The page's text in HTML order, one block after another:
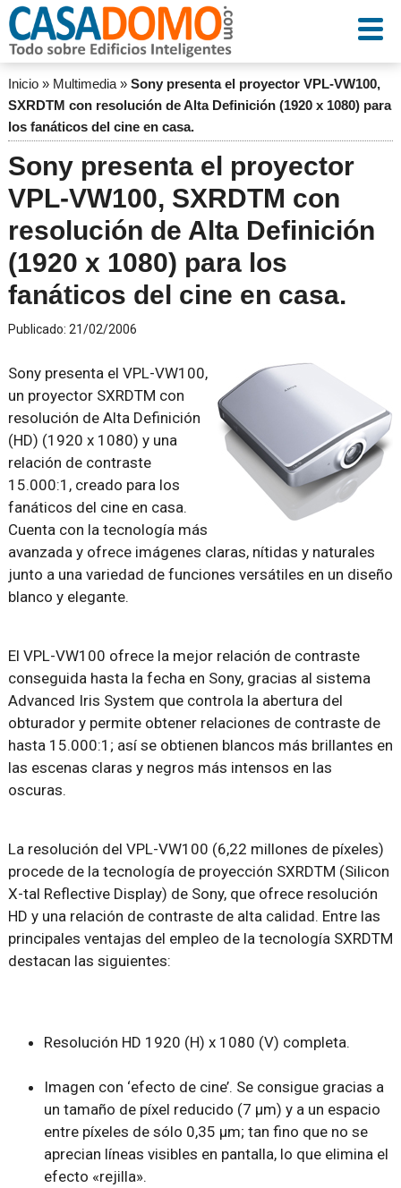
Inicio» Multimedia» Sony presenta el proyector VPL-VW100,
SXRDTM con resolución de Alta Definición (1920 x 1080) para
los fanáticos del cine en casa.
Sony presenta el proyector
VPL-VW100, SXRDTM con
resolución de Alta Definición
(1920 x 1080) para los
fanáticos del cine en casa.
Publicado: 21/02/2006
Sony presenta el VPL-VW100,
un proyector SXRDTM con
resolución de Alta Definición
(HD) (1920 x 1080) y una
relación de contraste
15.000:1, creado para los
fanáticos del cine en casa.
Cuenta con la tecnología más
avanzada y ofrece imágenes claras, nítidas y naturales
junto a una variedad de funciones versátiles en un diseño
blanco y elegante.
El VPL-VW100 ofrece la mejor relación de contraste
conseguida hasta la fecha en Sony, gracias al sistema
Advanced Iris System que controla la abertura del
obturador y permite obtener relaciones de contraste de
hasta 15.000:1; así se obtienen blancos más brillantes en
las escenas claras y negros más intensos en las
oscuras.
La resolución del VPL-VW100 (6,22 millones de píxeles)
procede de la tecnología de proyección SXRDTM (Silicon
X-tal Reflective Display) de Sony, que ofrece resolución
HD y una relación de contraste de alta calidad. Entre las
principales ventajas del empleo de la tecnología SXRDTM
destacan las siguientes:
Resolución HD 1920 (H) x 1080 (V) completa.
Imagen con ‘efecto de cine’. Se consigue gracias a
un tamaño de píxel reducido (7 µm) y a un espacio
entre píxeles de sólo 0,35 µm; tan fino que no se
aprecian líneas visibles en pantalla, lo que elimina el
efecto «rejilla».